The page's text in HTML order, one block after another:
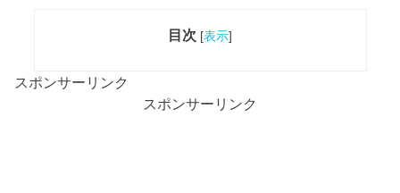
目次 [表示]
スポンサーリンク
スポンサーリンク